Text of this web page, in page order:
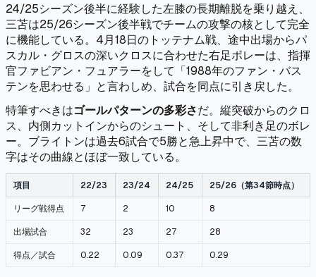
24/25シーズン後半に経験した左膝の長期離脱を乗り越え、
三苫は25/26シーズン後半戦でチームの攻撃の核として完全
に機能している。4月18日のトッテナム戦、途中出場からパ
スカル・グロスの深いクロスに合わせた右足ボレーは、指揮
官ファビアン・フュアラーをして「1988年のファン・バス
テンを思わせる」と言わしめ、試合を同点に引き戻した。
特筆すべきはゴールパターンの多彩さだ。縦突破からのクロ
ス、内側カットインからのシュート、そして非利き足のボレ
ー。ブライトンは過去6試合で5勝と急上昇中で、三苫の数
字はその曲線とほぼ一致している。
項目 22/23 23/24 24/25 25/26（第34節時点）
リーグ戦得点 7 2 10 8
出場試合 32 23 27 28
得点／試合 0.22 0.09 0.37 0.29